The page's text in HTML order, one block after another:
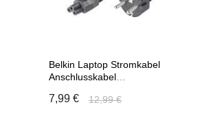
Belkin Laptop Stromkabel
Anschlusskabel
7,99 € 12,99 €